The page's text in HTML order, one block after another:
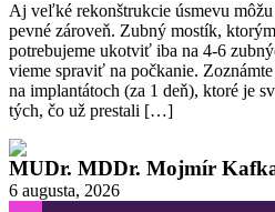
Aj veľké rekonštrukcie úsmevu
pevné zároveň. Zubný mostík,
potrebujeme ukotviť iba na 4-6
vieme spraviť na počkanie.
na implantátoch (za 1 deň), ktoré je
tých, čo už prestali […]
MUDr. MDDr. Mojmír
6 augusta, 2026